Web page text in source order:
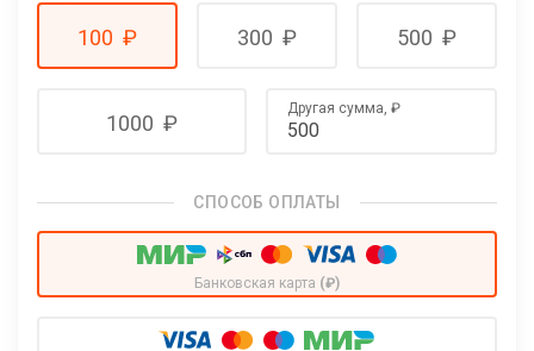
100 ₽ 300 ₽ 500 ₽
1000 ₽
Другая сумма, ₽
СПОСОБ ОПЛАТЫ
Банковская карта (₽)